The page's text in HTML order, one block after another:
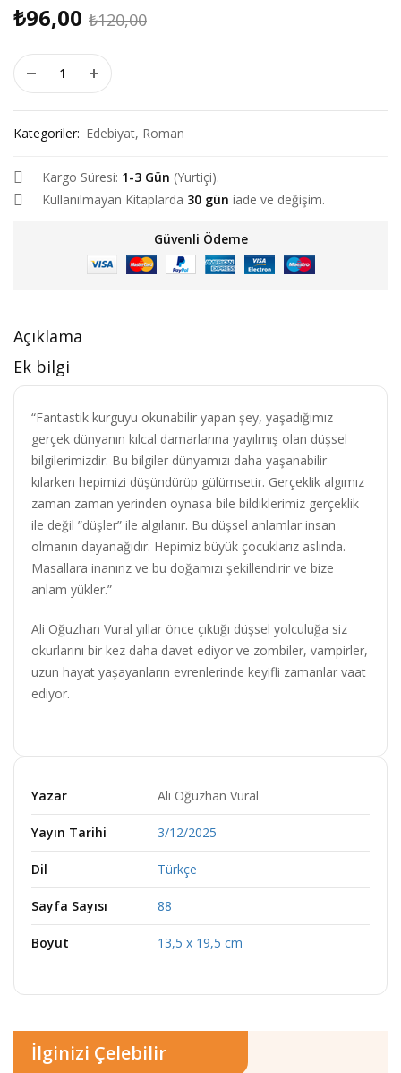
₺120,00Orijinal
₺96,00
Şu
Kader Apartmanı - Ali Oğuzhan Vural adet
Kategoriler: Edebiyat, Roman
Kargo Süresi: 1-3 Gün (Yurtiçi).
Kullanılmayan Kitaplarda 30 gün iade ve değişim.
Güvenli Ödeme
Açıklama
Ek bilgi
“Fantastik kurguyu okunabilir yapan şey, yaşadığımız
gerçek dünyanın kılcal damarlarına yayılmış olan düşsel
bilgilerimizdir. Bu bilgiler dünyamızı daha yaşanabilir
kılarken hepimizi düşündürüp gülümsetir. Gerçeklik algımız
zaman zaman yerinden oynasa bile bildiklerimiz gerçeklik
ile değil ”düşler” ile algılanır. Bu düşsel anlamlar insan
olmanın dayanağıdır. Hepimiz büyük çocuklarız aslında.
Masallara inanırız ve bu doğamızı şekillendirir ve bize
anlam yükler.”
Ali Oğuzhan Vural yıllar önce çıktığı düşsel yolculuğa siz
okurlarını bir kez daha davet ediyor ve zombiler, vampirler,
uzun hayat yaşayanların evrenlerinde keyifli zamanlar vaat
ediyor.
Yazar Ali Oğuzhan Vural
Yayın Tarihi 3/12/2025
Dil Türkçe
Sayfa Sayısı 88
Boyut 13,5 x 19,5 cm
İlginizi Çelebilir